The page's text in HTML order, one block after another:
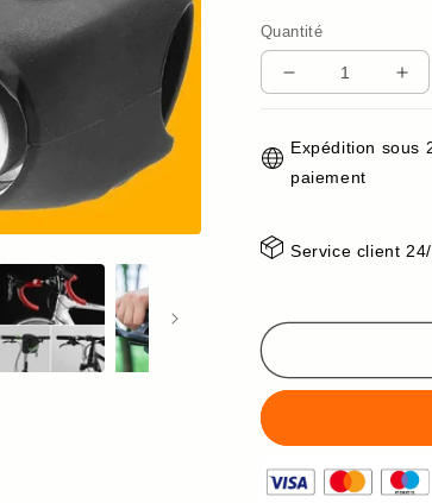
Quantité
Réduire
de
2023
vélo
de
Expédition sous
paiement
Service client